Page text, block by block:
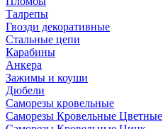
Талрепы
Гвозди декоративные
Стальные цепи
Карабины
Анкера
Зажимы и коуши
Дюбели
Саморезы кровельные
Саморезы Кровельные Цветные